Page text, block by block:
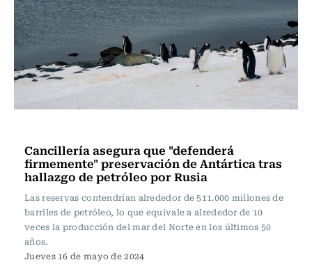
Cancillería asegura que "defenderá
firmemente" preservación de Antártica tras
hallazgo de petróleo por Rusia
Las reservas contendrían alrededor de 511.000 millones de
barriles de petróleo, lo que equivale a alrededor de 10
veces la producción del mar del Norte en los últimos 50
años.
Jueves 16 de mayo de 2024